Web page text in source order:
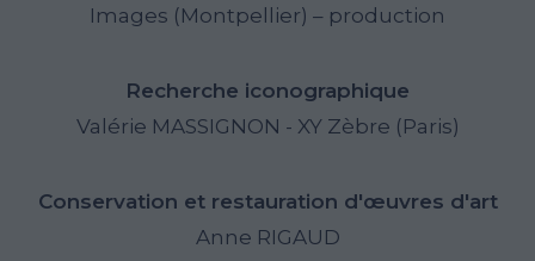
Images (Montpellier) – production
Recherche iconographique
Valérie MASSIGNON - XY Zèbre (Paris)
Conservation et restauration d'œuvres d'art
Anne RIGAUD